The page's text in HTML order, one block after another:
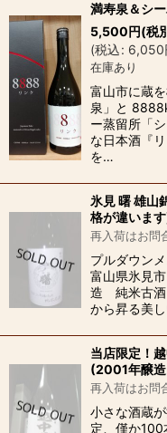
満寿泉＆シ
5,500円(税
(税込: 6,050
在庫あり
富山市に蔵
泉」と
ー蒸留所「
な日本酒『
を…
氷見 曙 雄山
格が違いま
再入荷はお問
プルダウン
富山県氷見
造 純米古酒
から昇る美
当店限定！
(2001年醸
再入荷はお問
小さな酒蔵
定、僅か